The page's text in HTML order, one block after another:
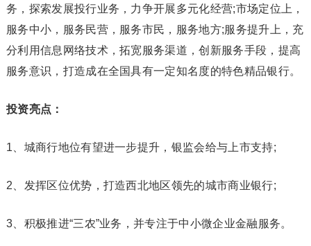
务，探索发展投行业务，力争开展多元化经营;市场定位上，
服务中小，服务民营，服务市民，服务地方;服务提升上，充
分利用信息网络技术，拓宽服务渠道，创新服务手段，提高
服务意识，打造成在全国具有一定知名度的特色精品银行。
投资亮点：
1、城商行地位有望进一步提升，银监会给与上市支持;
2、发挥区位优势，打造西北地区领先的城市商业银行;
3、积极推进“三农”业务，并专注于中小微企业金融服务。